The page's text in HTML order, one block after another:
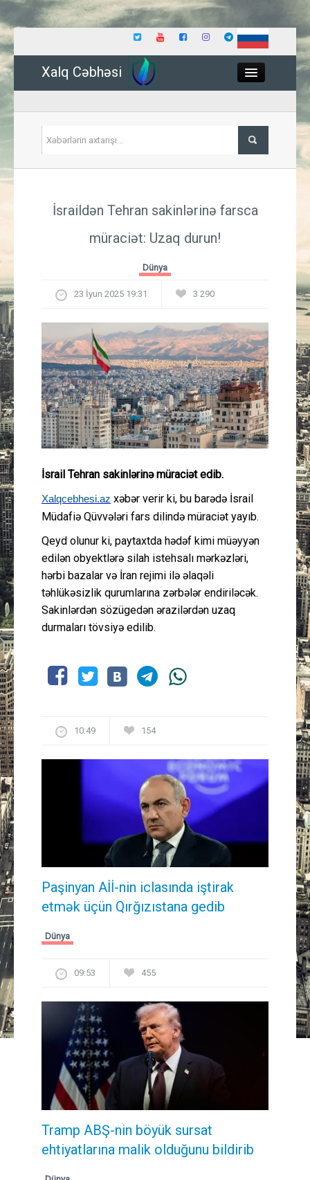
Xalq Cəbhəsi
İqtisadiyyat
Güney Azərbaycan
Mədəniyyət
Müsahibə
İdman
Gündəm
Cəmiyyət
Peşə etikası
Əlaqə
İsraildən Tehran sakinlərinə farsca
müraciət: Uzaq durun!
Dünya
23 İyun 2025 19:31 3 290
İsrail Tehran sakinlərinə müraciət edib.
Xalqcebhesi.az xəbər verir ki, bu barədə İsrail
Müdafiə Qüvvələri fars dilində müraciət yayıb.
Qeyd olunur ki, paytaxtda hədəf kimi müəyyən
edilən obyektlərə silah istehsalı mərkəzləri,
hərbi bazalar və İran rejimi ilə əlaqəli
təhlükəsizlik qurumlarına zərbələr endiriləcək.
Sakinlərdən sözügedən ərazilərdən uzaq
durmaları tövsiyə edilib.
10:49 154
Paşinyan Aİİ-nin iclasında iştirak
etmək üçün Qırğızıstana gedib
Dünya
09:53 455
Tramp ABŞ-nin böyük sursat
ehtiyatlarına malik olduğunu bildirib